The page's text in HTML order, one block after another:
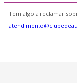
Tem algo a reclamar